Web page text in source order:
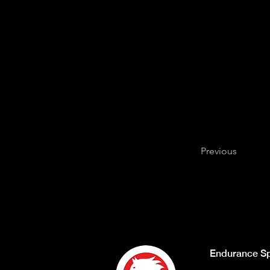
Previous
Endurance